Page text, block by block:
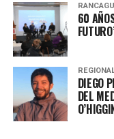
60
DIEGO
DEL